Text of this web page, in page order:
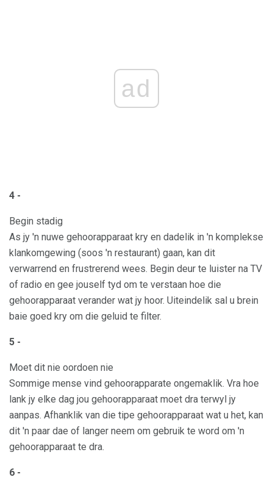
ad
4 -
Begin stadig
As jy 'n nuwe gehoorapparaat kry en dadelik in 'n komplekse
klankomgewing (soos 'n restaurant) gaan, kan dit
verwarrend en frustrerend wees. Begin deur te luister na TV
of radio en gee jouself tyd om te verstaan ​​hoe die
gehoorapparaat verander wat jy hoor. Uiteindelik sal u brein
baie goed kry om die geluid te filter.
5 -
Moet dit nie oordoen nie
Sommige mense vind gehoorapparate ongemaklik. Vra hoe
lank jy elke dag jou gehoorapparaat moet dra terwyl jy
aanpas. Afhanklik van die tipe gehoorapparaat wat u het, kan
dit 'n paar dae of langer neem om gebruik te word om 'n
gehoorapparaat te dra.
6 -